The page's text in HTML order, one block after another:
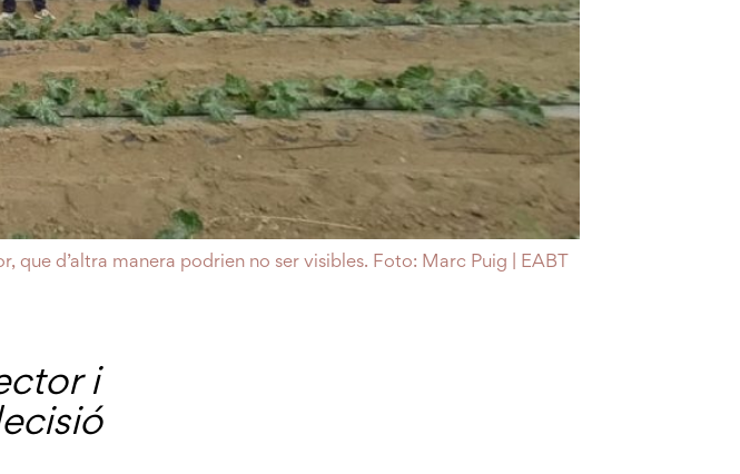
que d’altra manera podrien no ser visibles. Foto: Marc Puig | EABT
i